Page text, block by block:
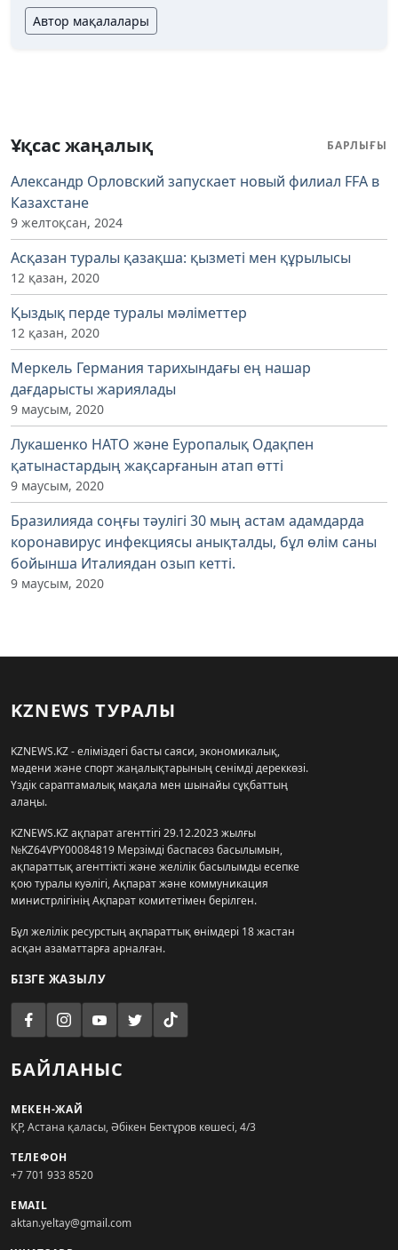
Автор мақалалары
Ұқсас жаңалық БАРЛЫҒЫ
Александр Орловский запускает новый филиал FFA в
Казахстане
9 желтоқсан, 2024
Асқазан туралы қазақша: қызметі мен құрылысы
12 қазан, 2020
Қыздық перде туралы мәліметтер
12 қазан, 2020
Меркель Германия тарихындағы ең нашар
дағдарысты жариялады
9 маусым, 2020
Лукашенко НАТО және Еуропалық Одақпен
қатынастардың жақсарғанын атап өтті
9 маусым, 2020
Бразилияда соңғы тәулігі 30 мың астам адамдарда
коронавирус инфекциясы анықталды, бұл өлім саны
бойынша Италиядан озып кетті.
9 маусым, 2020
KZNEWS ТУРАЛЫ
KZNEWS.KZ - еліміздегі басты саяси, экономикалық,
мәдени және спорт жаңалықтарының сенімді дереккөзі.
Үздік сараптамалық мақала мен шынайы сұқбаттың
алаңы.
KZNEWS.KZ ақпарат агенттігі 29.12.2023 жылғы
№KZ64VPY00084819 Мерзімді баспасөз басылымын,
ақпараттық агенттікті және желілік басылымды есепке
қою туралы куәлігі, Ақпарат және коммуникация
министрлігінің Ақпарат комитетімен берілген.
Бұл желілік ресурстың ақпараттық өнімдері 18 жастан
асқан азаматтарға арналған.
БІЗГЕ ЖАЗЫЛУ
БАЙЛАНЫС
МЕКЕН-ЖАЙ
ҚР, Астана қаласы, Әбікен Бектұров көшесі, 4/3
ТЕЛЕФОН
+7 701 933 8520
EMAIL
aktan.yeltay@gmail.com